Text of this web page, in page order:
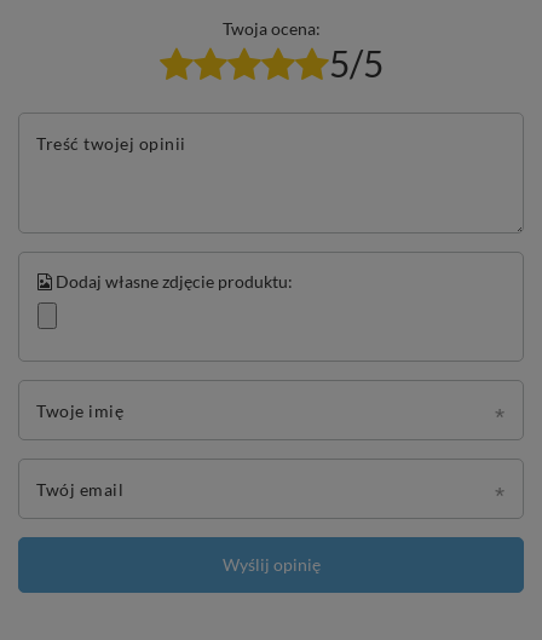
Twoja ocena:
5/5
Treść twojej opinii
Dodaj własne zdjęcie produktu:
Twoje imię
Twój email
Wyślij opinię